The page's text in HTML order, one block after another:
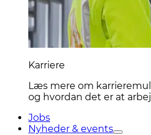
Karriere
Læs mere om
og hvordan det er at
Jobs
Nyheder & events